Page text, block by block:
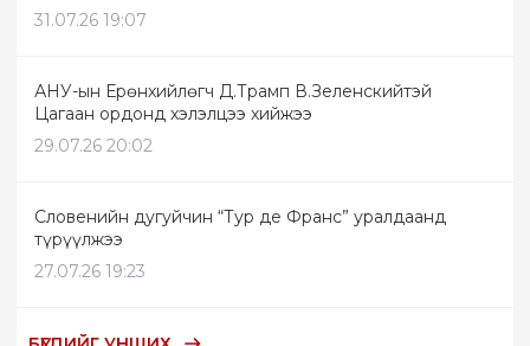
31.07.26 19:07
АНУ-ын Ерөнхийлөгч Д.Трамп В.Зеленскийтэй
Цагаан ордонд хэлэлцээ хийжээ
29.07.26 20:02
Словенийн дугуйчин “Тур де Франс” уралдаанд
түрүүлжээ
27.07.26 19:23